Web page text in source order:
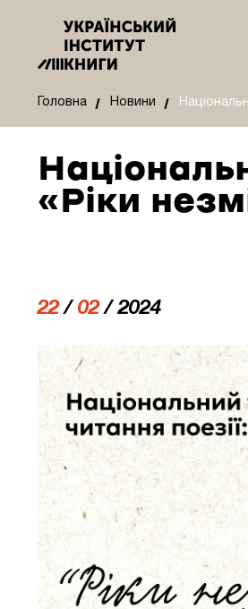
Головна Новини
«Ріки
22/ 02/ 2024